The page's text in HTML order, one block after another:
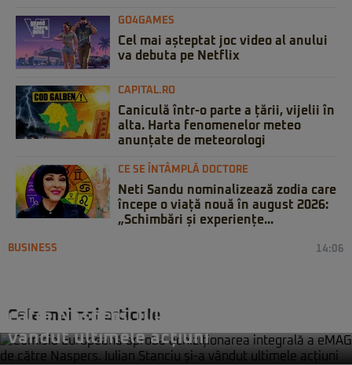
GO4GAMES
Cel mai așteptat joc video al anului
va debuta pe Netflix
CAPITAL.RO
Caniculă într-o parte a țării, vijelii în
alta. Harta fenomenelor meteo
anunțate de meteorologi
CE SE ÎNTÂMPLĂ DOCTORE
Neti Sandu nominalizează zodia care
începe o viață nouă în august 2026:
„Schimbări și experiențe...
Cele mai noi articole
BUSINESS 14:06
către Naspers. Iulian Stanciu și-a
vândut ultimele acțiuni